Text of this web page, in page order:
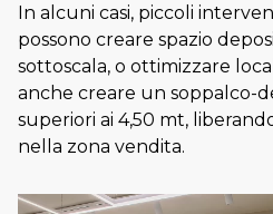
In alcuni casi, piccoli
possono creare spazio
sottoscala, o ottimizzare
anche creare un soppalco-
superiori ai 4,50 mt,
nella zona vendita.